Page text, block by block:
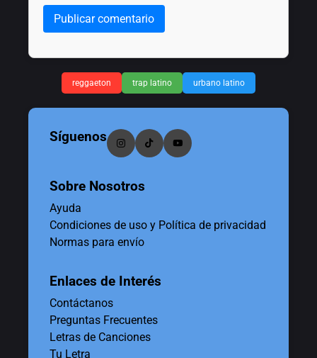
Publicar comentario
reggaeton trap latino urbano latino
Síguenos
Sobre Nosotros
Ayuda
Condiciones de uso y Política de privacidad
Normas para envío
Enlaces de Interés
Contáctanos
Preguntas Frecuentes
Letras de Canciones
Tu Letra